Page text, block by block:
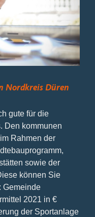
Nordkreis Düren
gute für die
Den kommunen
Rahmen der
sowie der
können Sie
Gemeinde
2021 in €
der Sportanlage